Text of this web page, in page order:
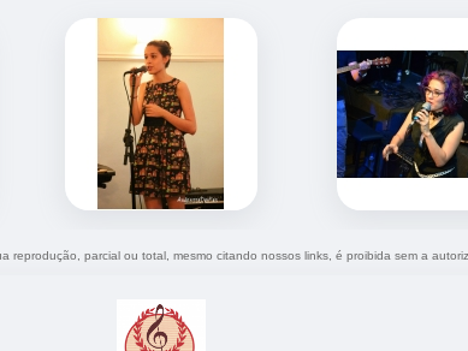
reprodução, parcial ou total, mesmo citando nossos links, é proibida sem a